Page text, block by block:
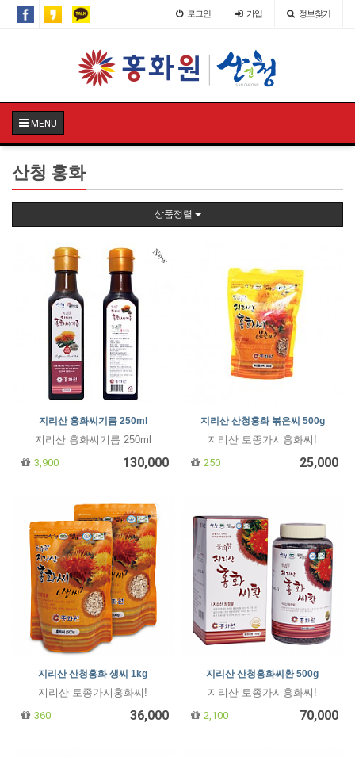
로그인 가입 정보찾기
MENU
산청 홍화
상품정렬
New
지리산 홍화씨기름 250ml
지리산 홍화씨기름 250ml
3,900
130,000
지리산 산청홍화 볶은씨 500g
지리산 토종가시홍화씨!
250
25,000
지리산 산청홍화 생씨 1kg
지리산 토종가시홍화씨!
360
36,000
지리산 산청홍화씨환 500g
지리산 토종가시홍화씨!
2,100
70,000